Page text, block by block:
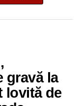
gravă la
lovită de